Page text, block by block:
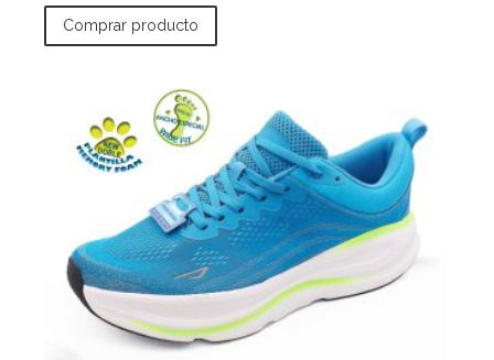
Comprar producto